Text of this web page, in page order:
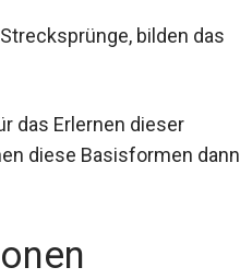
bilden das
das Erlernen dieser
diese Basisformen dann